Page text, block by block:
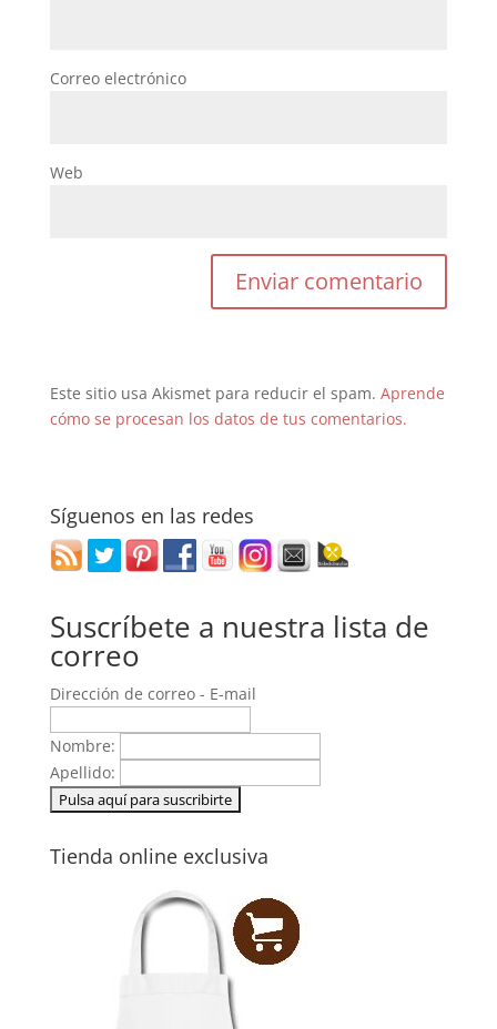
Correo electrónico
Web
Este sitio usa Akismet para reducir el spam. Aprende
cómo se procesan los datos de tus comentarios.
Síguenos en las redes
Suscríbete a nuestra lista de
correo
Dirección de correo - E-mail
Nombre:
Apellido:
Tienda online exclusiva